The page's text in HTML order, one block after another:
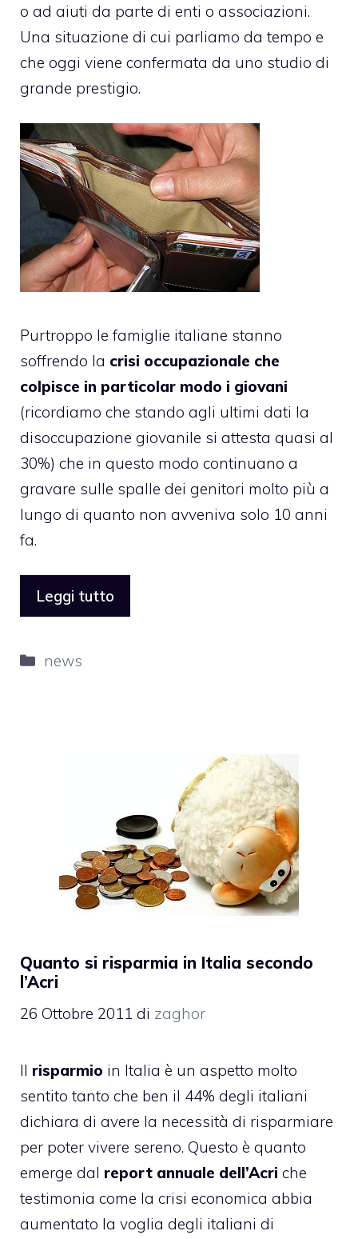
o ad aiuti da parte di enti o associazioni.
Una situazione di cui parliamo da tempo e
che oggi viene confermata da uno studio di
grande prestigio.
Purtroppo le famiglie italiane stanno
soffrendo la crisi occupazionale che
colpisce in particolar modo i giovani
(ricordiamo che stando agli ultimi dati la
disoccupazione giovanile si attesta quasi al
30%) che in questo modo continuano a
gravare sulle spalle dei genitori molto più a
lungo di quanto non avveniva solo 10 anni
fa.
Leggi tutto
Categorie
news
Quanto si risparmia in Italia secondo
l’Acri
26 Ottobre 2011 di zaghor
Il risparmio in Italia è un aspetto molto
sentito tanto che ben il 44% degli italiani
dichiara di avere la necessità di risparmiare
per poter vivere sereno. Questo è quanto
emerge dal report annuale dell’Acri che
testimonia come la crisi economica abbia
aumentato la voglia degli italiani di